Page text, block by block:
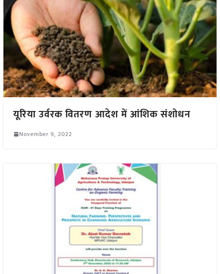
यूरिया उर्वरक वितरण आदेश में आंशिक संशोधन
November 9, 2022